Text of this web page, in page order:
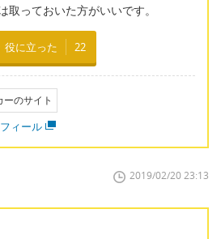
取っておいた方がいいです。
役に立った 22
ーのサイト
ィール
2019/02/20 23:13